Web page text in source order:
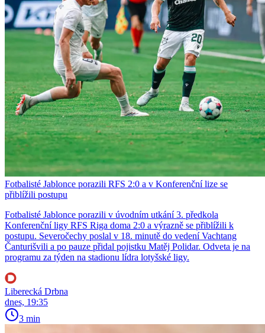
Fotbalisté Jablonce porazili RFS 2:0 a v Konferenční lize se
přiblížili postupu
Fotbalisté Jablonce porazili v úvodním utkání 3. předkola
Konferenční ligy RFS Riga doma 2:0 a výrazně se přiblížili k
postupu. Severočechy poslal v 18. minutě do vedení Vachtang
Čanturišvili a po pauze přidal pojistku Matěj Polidar. Odveta je na
programu za týden na stadionu lídra lotyšské ligy.
Liberecká Drbna
dnes, 19:35
3 min